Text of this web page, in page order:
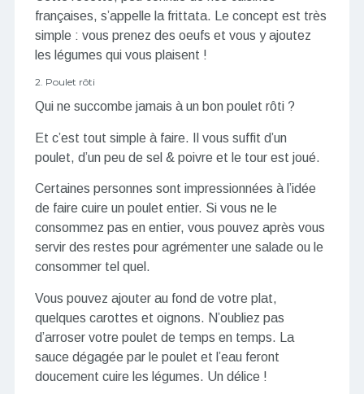
françaises, s’appelle la frittata. Le concept est très
simple : vous prenez des oeufs et vous y ajoutez
les légumes qui vous plaisent !
2. Poulet rôti
Qui ne succombe jamais à un bon poulet rôti ?
Et c’est tout simple à faire. Il vous suffit d’un
poulet, d’un peu de sel & poivre et le tour est joué.
Certaines personnes sont impressionnées à l’idée
de faire cuire un poulet entier. Si vous ne le
consommez pas en entier, vous pouvez après vous
servir des restes pour agrémenter une salade ou le
consommer tel quel.
Vous pouvez ajouter au fond de votre plat,
quelques carottes et oignons. N’oubliez pas
d’arroser votre poulet de temps en temps. La
sauce dégagée par le poulet et l’eau feront
doucement cuire les légumes. Un délice !